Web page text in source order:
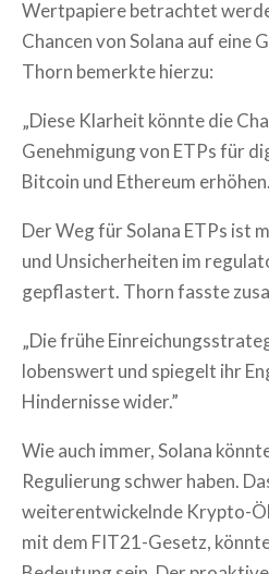
Wertpapiere betrachtet
Chancen von Solana auf eine
Thorn bemerkte hierzu:
„Diese Klarheit könnte die
Genehmigung von ETPs für
Bitcoin und Ethereum
Der Weg für Solana ETPs ist
und Unsicherheiten im
gepflastert. Thorn fasste
„Die frühe
lobenswert und spiegelt ihr
Hindernisse wider.”
Wie auch immer, Solana
Regulierung schwer haben.
weiterentwickelnde Krypto-
mit dem FIT21-Gesetz,